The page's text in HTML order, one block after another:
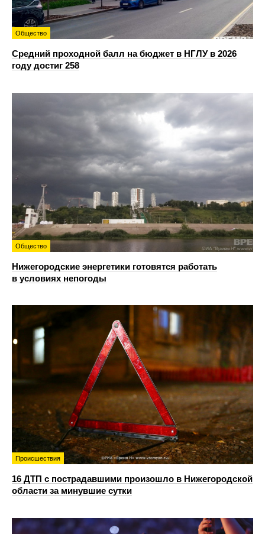
Общество
Средний проходной балл на бюджет в НГЛУ в 2026
году достиг 258
Общество
Нижегородские энергетики готовятся работать
в условиях непогоды
Происшествия
16 ДТП с пострадавшими произошло в Нижегородской
области за минувшие сутки